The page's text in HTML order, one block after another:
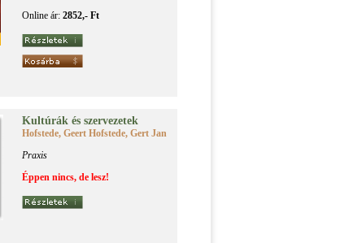
Online ár: 2852,- Ft
Kul­tú­rák és szer­ve­ze­tek
Hofstede, Geert Hofstede, Gert Jan
Praxis
Éppen nincs, de lesz!